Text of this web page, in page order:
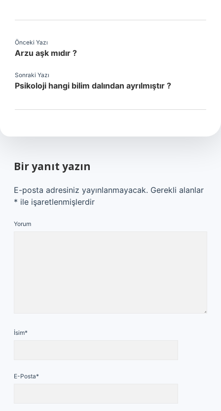
Önceki Yazı
Arzu aşk mıdır ?
Sonraki Yazı
Psikoloji hangi bilim dalından ayrılmıştır ?
Bir yanıt yazın
E-posta adresiniz yayınlanmayacak. Gerekli alanlar
* ile işaretlenmişlerdir
Yorum
İsim*
E-Posta*